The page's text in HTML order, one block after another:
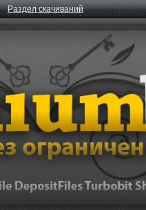
Раздел скачиваний